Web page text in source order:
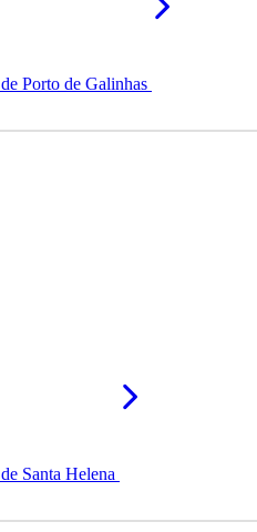
Porto de Galinhas
Santa Helena